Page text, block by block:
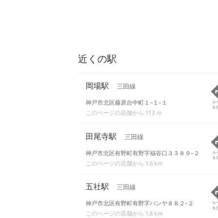
近くの駅
岡場駅 三田線
神戸市北区藤原台中町１-１-１
このページの店舗から 113 m
ル
を
田尾寺駅 三田線
神戸市北区有野町有野字福谷口３３８９-２
このページの店舗から 1.6 km
ル
を
五社駅 三田線
神戸市北区有野町有野字バンヤ８８２-２
このページの店舗から 1.8 km
ル
を